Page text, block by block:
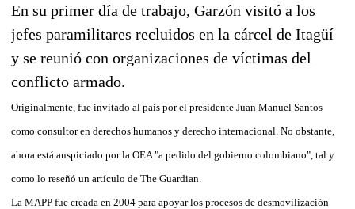
En su primer día de trabajo, Garzón visitó a los
jefes paramilitares recluidos en la cárcel de Itagüí
y se reunió con organizaciones de víctimas del
conflicto armado.
Originalmente, fue invitado al país por el presidente Juan Manuel Santos
como consultor en derechos humanos y derecho internacional. No obstante,
ahora está auspiciado por la OEA "a pedido del gobierno colombiano", tal y
como lo reseñó un artículo de The Guardian.
La MAPP fue creada en 2004 para apoyar los procesos de desmovilización